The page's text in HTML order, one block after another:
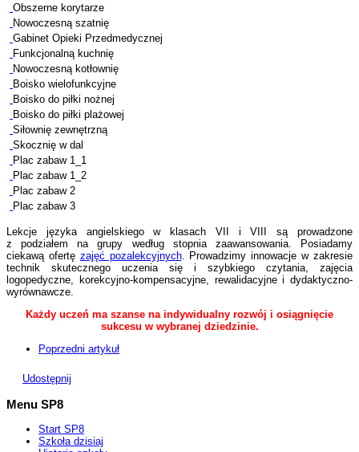
Obszerne korytarze
Nowoczesną szatnię
Gabinet Opieki Przedmedycznej
Funkcjonalną kuchnię
Nowoczesną kotłownię
Boisko wielofunkcyjne
Boisko do piłki nożnej
Boisko do piłki plażowej
Siłownię zewnętrzną
Skocznię w dal
Plac zabaw 1_1
Plac zabaw 1_2
Plac zabaw 2
Plac zabaw 3
Lekcje języka angielskiego w klasach VII i VIII są prowadzone
z podziałem na grupy według stopnia zaawansowania. Posiadamy
ciekawą ofertę zajęć pozalekcyjnych. Prowadzimy innowacje w zakresie
technik skutecznego uczenia się i szybkiego czytania, zajęcia
logopedyczne, korekcyjno-kompensacyjne, rewalidacyjne i dydaktyczno-
wyrównawcze.
Każdy uczeń ma szanse na indywidualny rozwój i osiągnięcie
sukcesu w wybranej dziedzinie.
Poprzedni artykuł
Udostępnij
Menu SP8
Start SP8
Szkoła dzisiaj